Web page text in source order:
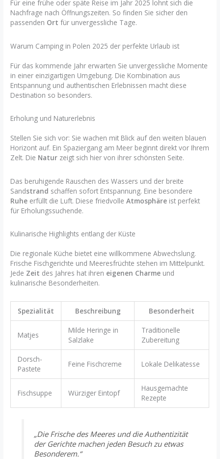
Für eine frühe oder späte Reise im Jahr 2025 lohnt sich die
Nachfrage nach Öffnungszeiten. So finden Sie sicher den
passenden Ort für unvergessliche Tage.
Warum Camping in Polen 2025 der perfekte Urlaub ist
Für das kommende Jahr erwarten Sie unvergessliche Momente
in einer einzigartigen Umgebung. Die Kombination aus
Entspannung und authentischen Erlebnissen macht diese
Destination so besonders.
Erholung und Naturerlebnis
Stellen Sie sich vor: Sie wachen mit Blick auf den weiten blauen
Horizont auf. Ein Spaziergang am Meer beginnt direkt vor Ihrem
Zelt. Die Natur zeigt sich hier von ihrer schönsten Seite.
Das beruhigende Rauschen des Wassers und der breite
Sandstrand schaffen sofort Entspannung. Eine besondere
Ruhe erfüllt die Luft. Diese friedvolleAtmosphäre ist perfekt
für Erholungssuchende.
Kulinarische Highlights entlang der Küste
Die regionale Küche bietet eine willkommene Abwechslung.
Frische Fischgerichte und Meeresfrüchte stehen im Mittelpunkt.
Jede Zeit des Jahres hat ihren eigenen Charme und
kulinarische Besonderheiten.
Spezialität Beschreibung Besonderheit
Matjes
Milde Heringe in
Salzlake
Traditionelle
Zubereitung
Dorsch-
Pastete
Feine Fischcreme Lokale Delikatesse
Fischsuppe Würziger Eintopf
Hausgemachte
Rezepte
„Die Frische des Meeres und die Authentizität
der Gerichte machen jeden Besuch zu etwas
Besonderem.“